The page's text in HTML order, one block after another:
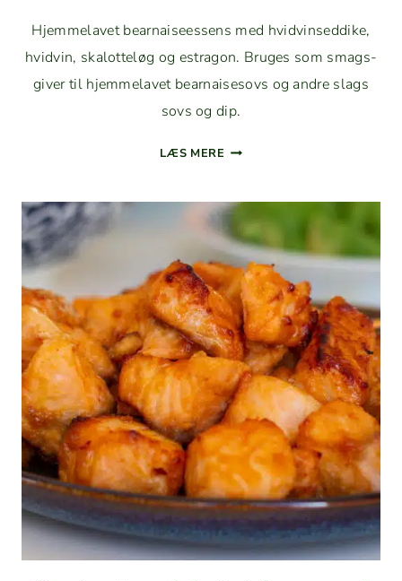
Hjem­melavet bear­naiseessens med hvid­vinsed­dike,
hvid­vin, skalot­teløg og estragon. Bruges som smags­
giv­er til hjem­melavet bear­nais­esovs og andre slags
sovs og dip.
LÆS MERE BEAR­
HVID­
VINSED­
DIKE
–
TRA­
DI­
TIONEL
OPSKRIFT